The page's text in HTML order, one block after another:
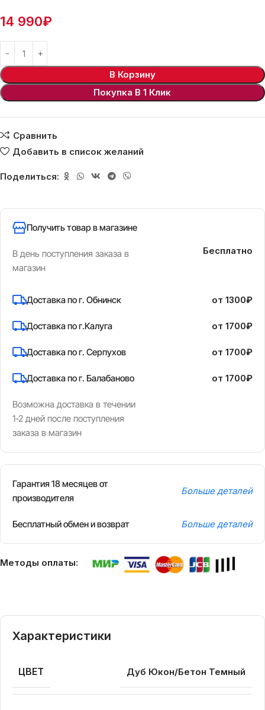
14 990₽
В Корзину
Покупка В 1 Клик
Сравнить
Добавить в список желаний
Поделиться:
Получить товар в магазине
В день поступления заказа в
магазин
Бесплатно
Доставка по г. Обнинск
Доставка по г.Калуга
Доставка по г. Серпухов
Доставка по г. Балабаново
Возможна доставка в течении
1-2 дней после поступления
заказа в магазин
от 1300₽
от 1700₽
от 1700₽
от 1700₽
Гарантия 18 месяцев от
производителя
Больше деталей
Бесплатный обмен и возврат Больше деталей
Методы оплаты:
Характеристики
ЦВЕТ Дуб Юкон/Бетон Темный